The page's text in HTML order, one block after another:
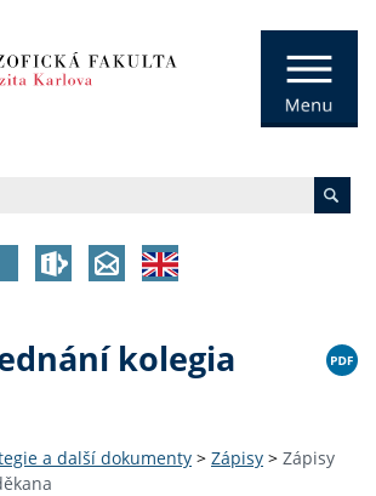
kolegia
a další dokumenty > Zápisy > Zápisy